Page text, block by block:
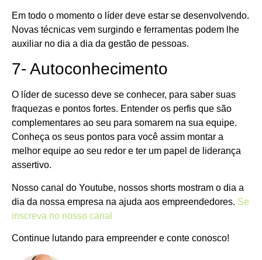
Em todo o momento o líder deve estar se desenvolvendo.
Novas técnicas vem surgindo e ferramentas podem lhe
auxiliar no dia a dia da gestão de pessoas.
7- Autoconhecimento
O líder de sucesso deve se conhecer, para saber suas
fraquezas e pontos fortes. Entender os perfis que são
complementares ao seu para somarem na sua equipe.
Conheça os seus pontos para você assim montar a
melhor equipe ao seu redor e ter um papel de liderança
assertivo.
Nosso canal do Youtube, nossos shorts mostram o dia a
dia da nossa empresa na ajuda aos empreendedores. Se
inscreva no nosso canal
Continue lutando para empreender e conte conosco!